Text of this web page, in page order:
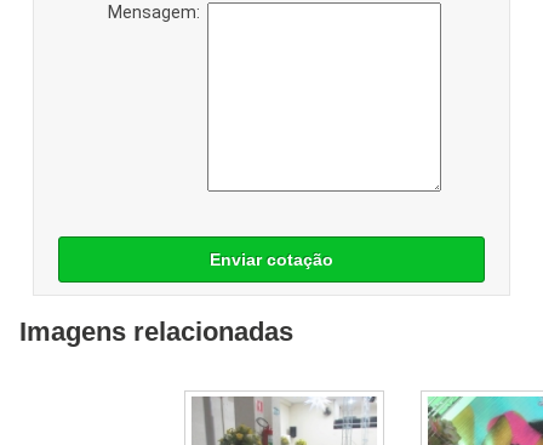
Mensagem:
Enviar cotação
Imagens relacionadas